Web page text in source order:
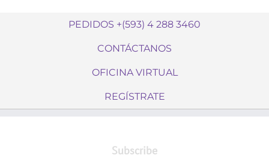
PEDIDOS +(593) 4 288 3460
CONTÁCTANOS
OFICINA VIRTUAL
REGÍSTRATE
Subscribe